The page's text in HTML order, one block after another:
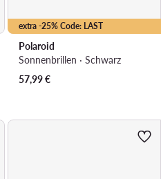
extra -25% Code: LAST
Polaroid
Sonnenbrillen · Schwarz
57,99€